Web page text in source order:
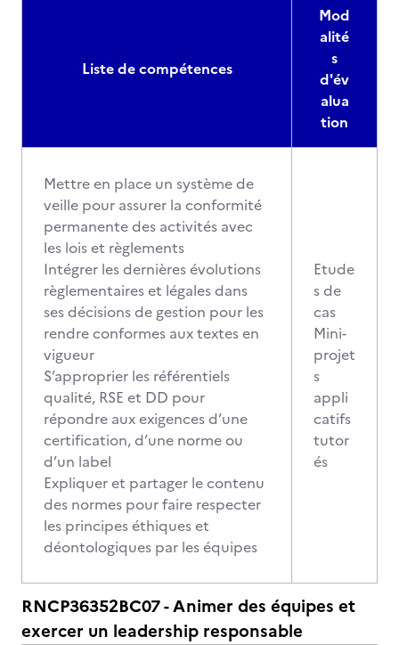
Liste de compétences
Mod
alité
s
d'év
alua
tion
Mettre en place un système de
veille pour assurer la conformité
permanente des activités avec
les lois et règlements
Intégrer les dernières évolutions
règlementaires et légales dans
ses décisions de gestion pour les
rendre conformes aux textes en
vigueur
S’approprier les référentiels
qualité, RSE et DD pour
répondre aux exigences d’une
certification, d’une norme ou
d’un label
Expliquer et partager le contenu
des normes pour faire respecter
les principes éthiques et
déontologiques par les équipes
Etude
s de
cas
Mini-
projet
s
appli
catifs
tutor
és
RNCP36352BC07 - Animer des équipes et
exercer un leadership responsable